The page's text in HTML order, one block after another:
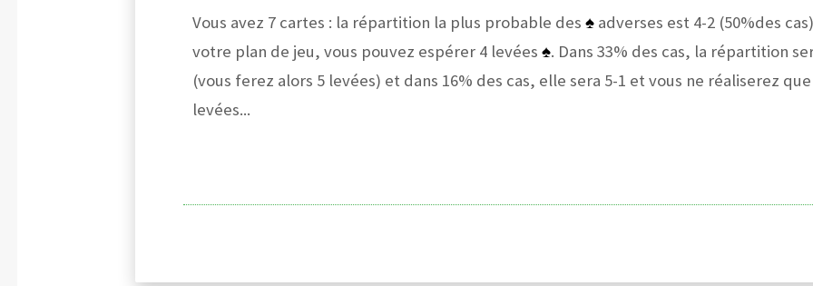
Vous avez 7 cartes : la répartition la plus probable des ♠adverses est 4-2 (50%des
votre plan de jeu, vous pouvez espérer 4 levées ♠. Dans 33% des cas, la répartition
(vous ferez alors 5 levées) et dans 16% des cas, elle sera 5-1 et vous ne réaliserez que
levées...